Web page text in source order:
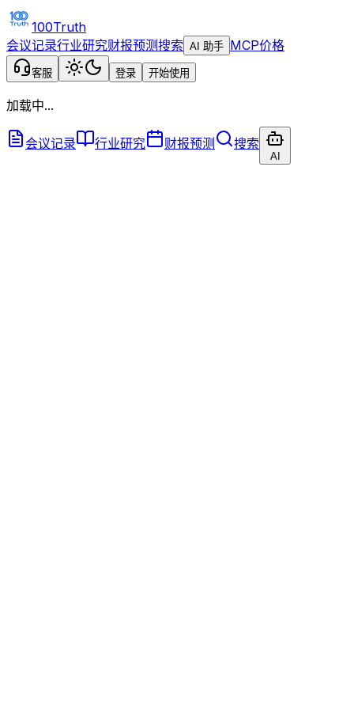
100Truth
会议记录行业研究财报预测搜索 AI 助手 MCP价格
客服 登录 开始使用
加载中...
会议记录 行业研究 财报预测 搜索
AI